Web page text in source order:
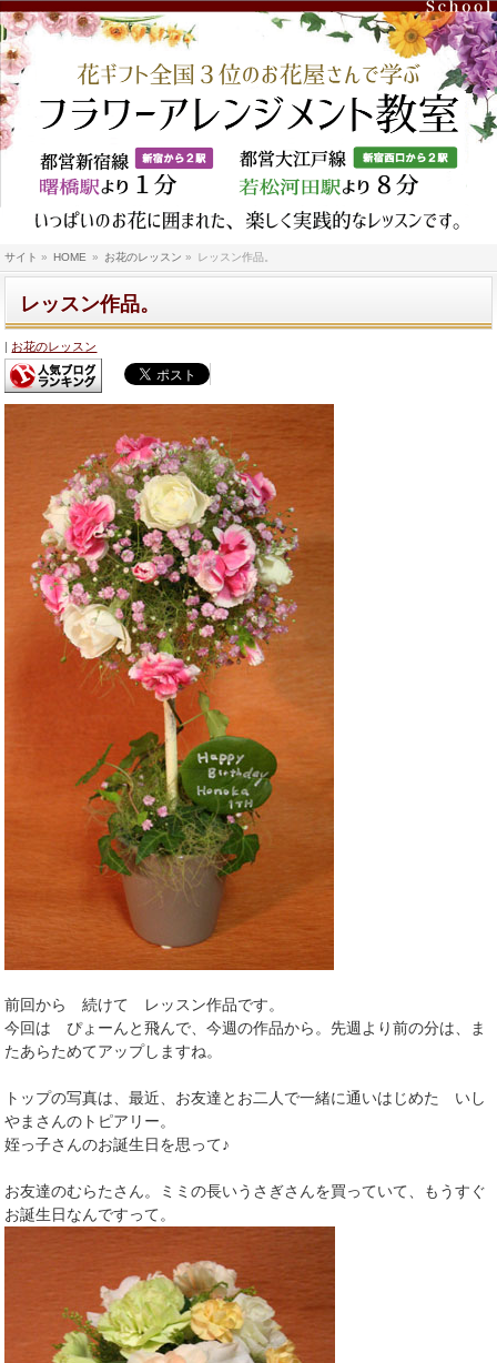
サイト » HOME » お花のレッスン » レッスン作品。
レッスン作品。
お花のレッスン
前回から 続けて レッスン作品です。
今回は ぴょーんと飛んで、今週の作品から。先週より前の分は、ま
たあらためてアップしますね。
トップの写真は、最近、お友達とお二人で一緒に通いはじめた いし
やまさんのトピアリー。
姪っ子さんのお誕生日を思って♪
お友達のむらたさん。ミミの長いうさぎさんを買っていて、もうすぐ
お誕生日なんですって。